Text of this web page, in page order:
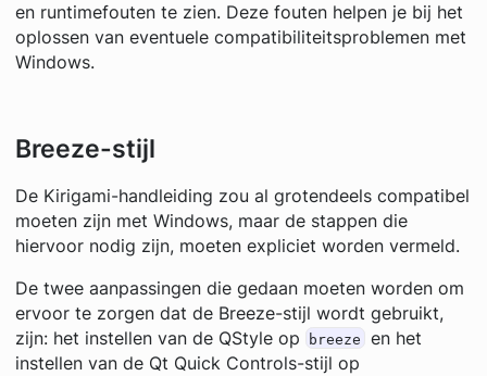
en runtimefouten te zien. Deze fouten helpen je bij het
oplossen van eventuele compatibiliteitsproblemen met
Windows.
Breeze-stijl
De Kirigami-handleiding zou al grotendeels compatibel
moeten zijn met Windows, maar de stappen die
hiervoor nodig zijn, moeten expliciet worden vermeld.
De twee aanpassingen die gedaan moeten worden om
ervoor te zorgen dat de Breeze-stijl wordt gebruikt,
zijn: het instellen van de QStyle op
breeze
en het
instellen van de Qt Quick Controls-stijl op